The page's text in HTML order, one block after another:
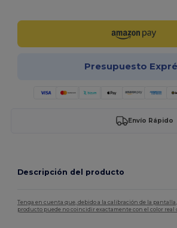
Presupuesto
Envío Rápido
Descripción del producto
Tenga en cuenta que, debido a la calibración de la
producto puede no coincidir exactamente con el color real